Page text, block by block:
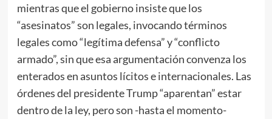
mientras que el gobierno insiste que los
“asesinatos” son legales, invocando términos
legales como “legítima defensa” y “conflicto
armado”, sin que esa argumentación convenza los
enterados en asuntos lícitos e internacionales. Las
órdenes del presidente Trump “aparentan” estar
dentro de la ley, pero son -hasta el momento-